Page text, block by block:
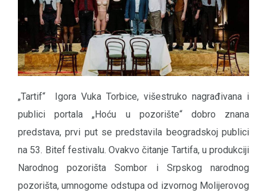
„Tartif“ Igora Vuka Torbice, višestruko nagrađivana i
publici portala „Hoću u pozorište“ dobro znana
predstava, prvi put se predstavila beogradskoj publici
na 53. Bitef festivalu. Ovakvo čitanje Tartifa, u produkciji
Narodnog pozorišta Sombor i Srpskog narodnog
pozorišta, umnogome odstupa od izvornog Molijerovog